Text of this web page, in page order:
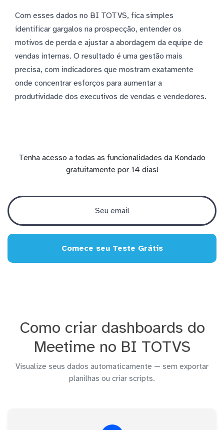
Com esses dados no BI TOTVS, fica simples
identificar gargalos na prospecção, entender os
motivos de perda e ajustar a abordagem da equipe de
vendas internas. O resultado é uma gestão mais
precisa, com indicadores que mostram exatamente
onde concentrar esforços para aumentar a
produtividade dos executivos de vendas e vendedores.
Tenha acesso a todas as funcionalidades da Kondado
gratuitamente por 14 dias!
Comece seu Teste Grátis
Como criar dashboards do
Meetime no BI TOTVS
Visualize seus dados automaticamente — sem exportar
planilhas ou criar scripts.